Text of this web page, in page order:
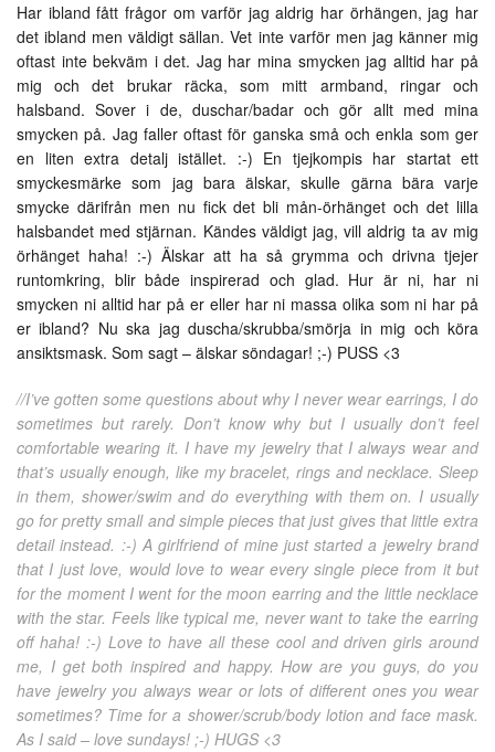
Har ibland fått frågor om varför jag aldrig har örhängen, jag har
det ibland men väldigt sällan. Vet inte varför men jag känner mig
oftast inte bekväm i det. Jag har mina smycken jag alltid har på
mig och det brukar räcka, som mitt armband, ringar och
halsband. Sover i de, duschar/badar och gör allt med mina
smycken på. Jag faller oftast för ganska små och enkla som ger
en liten extra detalj istället. :-) En tjejkompis har startat ett
smyckesmärke som jag bara älskar, skulle gärna bära varje
smycke därifrån men nu fick det bli mån-örhänget och det lilla
halsbandet med stjärnan. Kändes väldigt jag, vill aldrig ta av mig
örhänget haha! :-) Älskar att ha så grymma och drivna tjejer
runtomkring, blir både inspirerad och glad. Hur är ni, har ni
smycken ni alltid har på er eller har ni massa olika som ni har på
er ibland? Nu ska jag duscha/skrubba/smörja in mig och köra
ansiktsmask. Som sagt – älskar söndagar! ;-) PUSS <3
//I’ve gotten some questions about why I never wear earrings, I do
sometimes but rarely. Don’t know why but I usually don’t feel
comfortable wearing it. I have my jewelry that I always wear and
that’s usually enough, like my bracelet, rings and necklace. Sleep
in them, shower/swim and do everything with them on. I usually
go for pretty small and simple pieces that just gives that little extra
detail instead. :-) A girlfriend of mine just started a jewelry brand
that I just love, would love to wear every single piece from it but
for the moment I went for the moon earring and the little necklace
with the star. Feels like typical me, never want to take the earring
off haha! :-) Love to have all these cool and driven girls around
me, I get both inspired and happy. How are you guys, do you
have jewelry you always wear or lots of different ones you wear
sometimes? Time for a shower/scrub/body lotion and face mask.
As I said – love sundays! ;-) HUGS <3